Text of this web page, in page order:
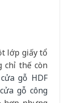
lớp giấy tổ
chỉ thế còn
cửa gỗ HDF
cửa gỗ công